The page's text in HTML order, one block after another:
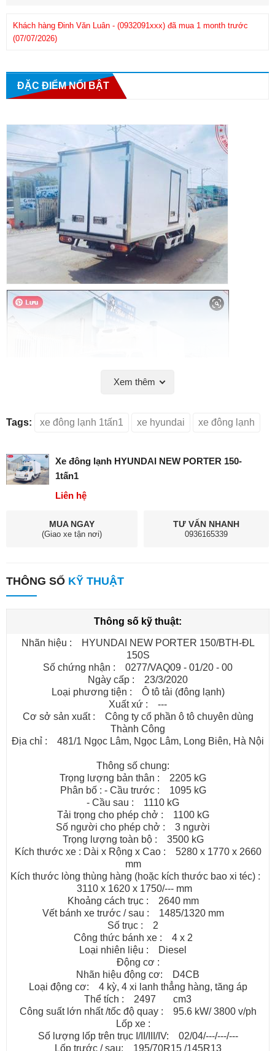
Khách hàng
(0908286xxx)
đã mua 1 month trước
(25/06/2026)
ĐẶC ĐIỂM NỔI BẬT
Xem thêm các dòng xe tải đông lạnh tại:
https://xetaichuyendung.com.vn/xe-dong-lanh-pc16.html
Xem thêm
Tags: xe đông lạnh 1tấn1 xe hyundai xe đông lạnh
Xe đông lạnh HYUNDAI NEW PORTER 150-
1tấn1
Liên hệ
MUA NGAY
(Giao xe tận nơi)
TƯ VẤN NHANH
0936165339
THÔNG SỐ KỸ THUẬT
Thông số kỹ thuật:
Nhãn hiệu : HYUNDAI NEW PORTER 150/BTH-ĐL
150S
Số chứng nhận : 0277/VAQ09 - 01/20 - 00
Ngày cấp : 23/3/2020
Loại phương tiện : Ô tô tải (đông lạnh)
Xuất xứ : ---
Cơ sở sản xuất : Công ty cổ phần ô tô chuyên dùng
Thành Công
Địa chỉ : 481/1 Ngọc Lâm, Ngọc Lâm, Long Biên, Hà Nội
Thông số chung:
Trọng lượng bản thân : 2205 kG
Phân bố : - Cầu trước : 1095 kG
- Cầu sau : 1110 kG
Tải trọng cho phép chở : 1100 kG
Số người cho phép chở : 3 người
Trọng lượng toàn bộ : 3500 kG
Kích thước xe : Dài x Rộng x Cao : 5280 x 1770 x 2660
mm
Kích thước lòng thùng hàng (hoặc kích thước bao xi téc) :
3110 x 1620 x 1750/--- mm
Khoảng cách trục : 2640 mm
Vết bánh xe trước / sau : 1485/1320 mm
Số trục : 2
Công thức bánh xe : 4 x 2
Loại nhiên liệu : Diesel
Động cơ :
Nhãn hiệu động cơ: D4CB
Loại động cơ: 4 kỳ, 4 xi lanh thẳng hàng, tăng áp
Thể tích : 2497 cm3
Công suất lớn nhất /tốc độ quay : 95.6 kW/ 3800 v/ph
Lốp xe :
Số lượng lốp trên trục I/II/III/IV: 02/04/---/---/---
Lốp trước / sau: 195/70R15 /145R13